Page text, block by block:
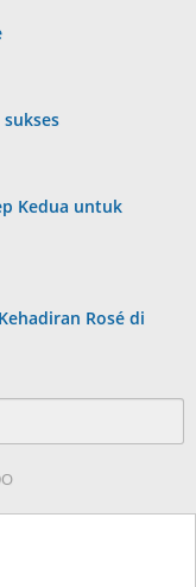
sukses
Kedua untuk
Rosé di